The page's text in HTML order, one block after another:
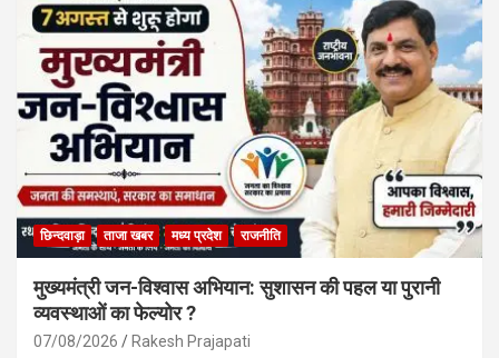
छिन्दवाड़ा ताजा खबर मध्य प्रदेश राजनीति
मुख्यमंत्री जन-विश्वास अभियान: सुशासन की पहल या पुरानी
व्यवस्थाओं का फेल्योर ?
07/08/2026 Rakesh Prajapati